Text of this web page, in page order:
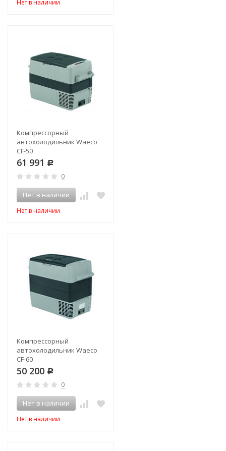
Нет в наличии
Компрессорный
автохолодильник Waeco
CF-50
61 991 Р
0
Нет в наличии
Нет в наличии
Компрессорный
автохолодильник Waeco
CF-60
50 200 Р
0
Нет в наличии
Нет в наличии